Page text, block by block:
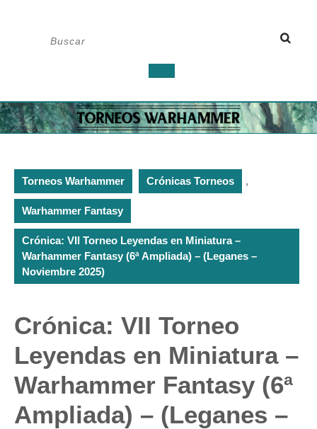
de
apertura
Torneos Warhammer Crónicas Torneos ,
Warhammer Fantasy
Crónica: VII Torneo Leyendas en Miniatura –
Warhammer Fantasy (6ª Ampliada) – (Leganes –
Noviembre 2025)
Crónica: VII Torneo
Leyendas en Miniatura –
Warhammer Fantasy (6ª
Ampliada) – (Leganes –